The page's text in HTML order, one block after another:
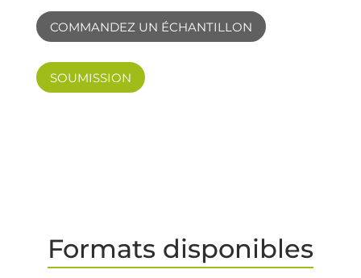
COMMANDEZ UN ÉCHANTILLON
SOUMISSION
Formats disponibles